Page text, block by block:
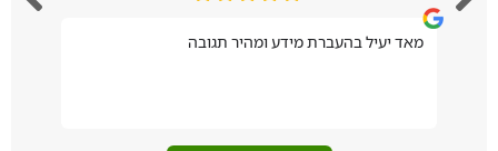
מאד יעיל בהעברת מידע ומהיר תגובה